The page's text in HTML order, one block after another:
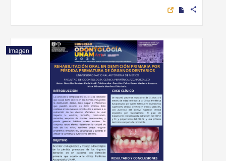
share
Imagen